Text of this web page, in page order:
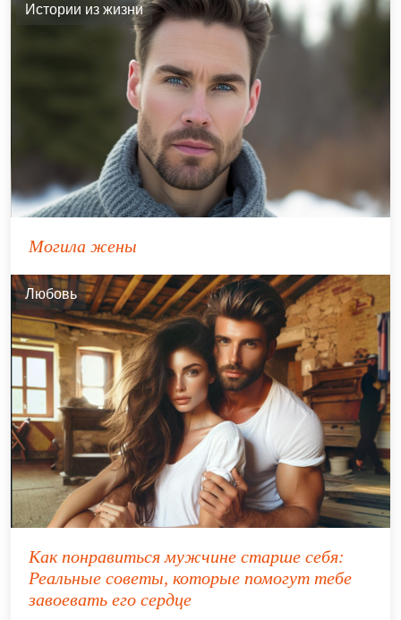
Истории из жизни
Могила жены
Любовь
Как понравиться мужчине старше себя:
Реальные советы, которые помогут тебе
завоевать его сердце